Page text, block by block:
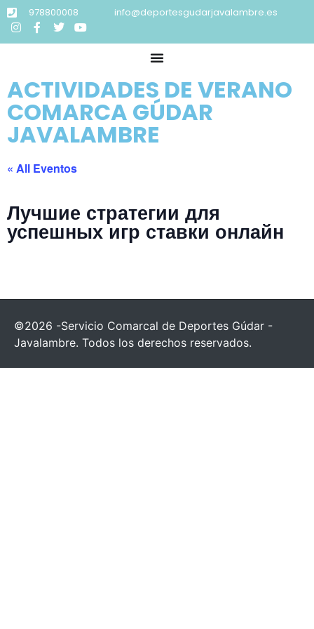
978800008 info@deportesgudarjavalambre.es
ACTIVIDADES DE VERANO
COMARCA GÚDAR
JAVALAMBRE
« All Eventos
Лучшие стратегии для
успешных игр ставки онлайн
©2026 -Servicio Comarcal de Deportes Gúdar -
Javalambre. Todos los derechos reservados.